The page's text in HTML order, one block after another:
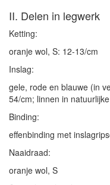
II. Delen in legwerk
Ketting:
oranje wol, S: 12-13/cm
Inslag:
gele, rode en blauwe (in
54/cm; linnen in
Binding:
effenbinding met
Naaidraad:
oranje wol, S